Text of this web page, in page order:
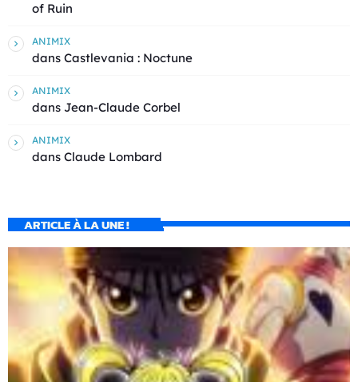
of Ruin
ANIMIX
dans Castlevania : Noctune
ANIMIX
dans Jean-Claude Corbel
ANIMIX
dans Claude Lombard
ARTICLE À LA UNE !